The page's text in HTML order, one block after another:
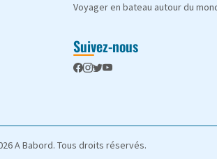
Voyager en bateau autour du
Suivez-nous
A Babord. Tous droits réservés.